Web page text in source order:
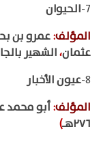
7- الحيوان
المؤلف:عمرو بن
عثمان،الشهير
8- عيون الأخبار
المؤلف:أبو محمد
٢٧٦هـ
)